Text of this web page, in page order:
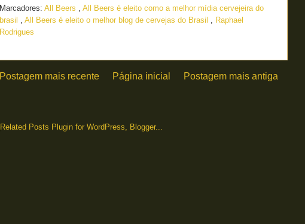
Marcadores: All Beers , All Beers é eleito como a melhor mídia cervejeira do
brasil , All Beers é eleito o melhor blog de cervejas do Brasil , Raphael
Rodrigues
Postagem mais recente Postagem mais antiga
Página inicial